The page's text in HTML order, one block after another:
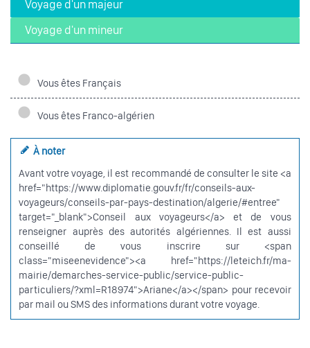
Voyage d'un majeur
Voyage d'un mineur
Vous êtes Français
Vous êtes Franco-algérien
À noter
Avant votre voyage, il est recommandé de consulter le site <a
href="https://www.diplomatie.gouv.fr/fr/conseils-aux-
voyageurs/conseils-par-pays-destination/algerie/#entree"
target="_blank">Conseil aux voyageurs</a> et de vous
renseigner auprès des autorités algériennes. Il est aussi
conseillé de vous inscrire sur <span
class="miseenevidence"><a href="https://leteich.fr/ma-
mairie/demarches-service-public/service-public-
particuliers/?xml=R18974">Ariane</a></span> pour recevoir
par mail ou SMS des informations durant votre voyage.